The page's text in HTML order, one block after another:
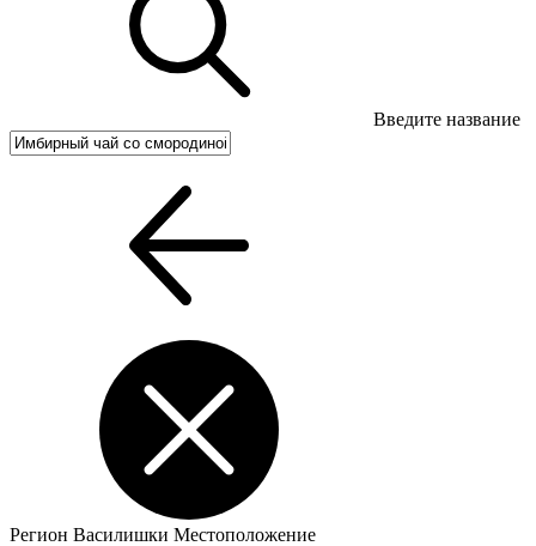
Введите название
Регион Василишки Местоположение